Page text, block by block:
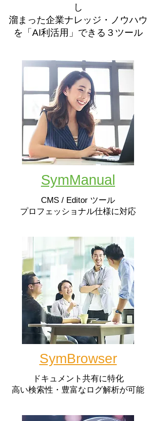
し
溜まった企業ナレッジ・ノウハウ
を「AI利活用」できる​３ツール
SymManual
CMS / Editor ツール
​プロフェッショナル仕様に対応
SymBrowser
ドキュメント共有に特化
​高い検索性・豊富なログ解析が可能